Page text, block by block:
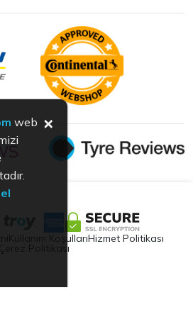
Kullanım KoşullarıHizmet Politikası
Çerez Politikası
web ×